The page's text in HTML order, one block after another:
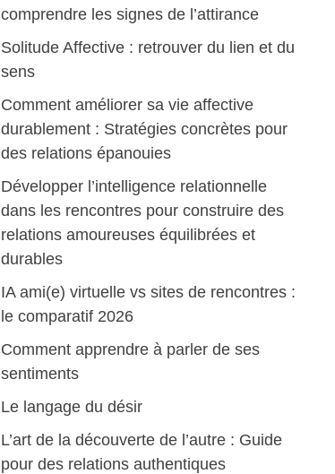
comprendre les signes de l’attirance
Solitude Affective : retrouver du lien et du
sens
Comment améliorer sa vie affective
durablement : Stratégies concrètes pour
des relations épanouies
Développer l’intelligence relationnelle
dans les rencontres pour construire des
relations amoureuses équilibrées et
durables
IA ami(e) virtuelle vs sites de rencontres :
le comparatif 2026
Comment apprendre à parler de ses
sentiments
Le langage du désir
L’art de la découverte de l’autre : Guide
pour des relations authentiques